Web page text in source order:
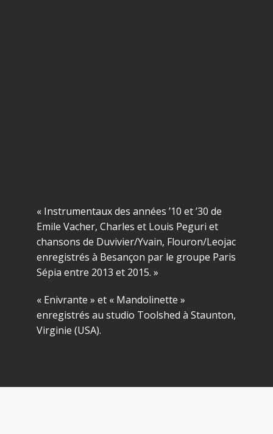
« Instrumentaux des années ’10 et ’30 de
Emile Vacher, Charles et Louis Peguri et
chansons de Duvivier/Yvain, Flouron/Leojac
enregistrés à Besançon par le groupe Paris
Sépia entre 2013 et 2015. »
« Enivrante » et « Mandolinette »
enregistrés au studio Toolshed à Staunton,
Virginie (USA).